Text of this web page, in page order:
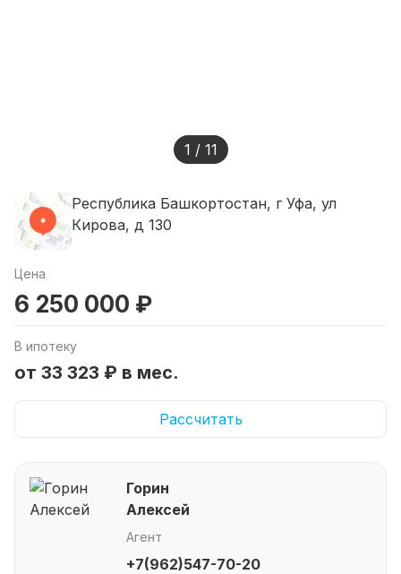
1 / 11
Республика Башкортостан, г Уфа, ул
Кирова, д 130
Цена
6 250 000 ₽
В ипотеку
от 33 323 ₽ в мес.
Рассчитать
Горин
Алексей
Агент
+7(962)547-70-20